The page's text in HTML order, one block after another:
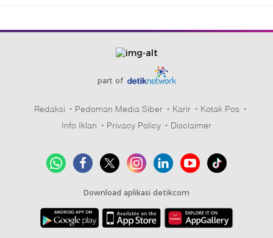
part of
Redaksi Pedoman Media Siber Karir
Kotak Pos
Info Iklan
Privacy Policy Disclaimer
Download aplikasi detikcom